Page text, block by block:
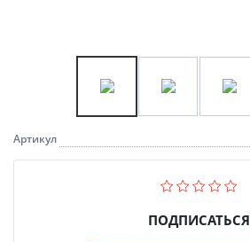
Артикул
ПОДПИСАТЬСЯ